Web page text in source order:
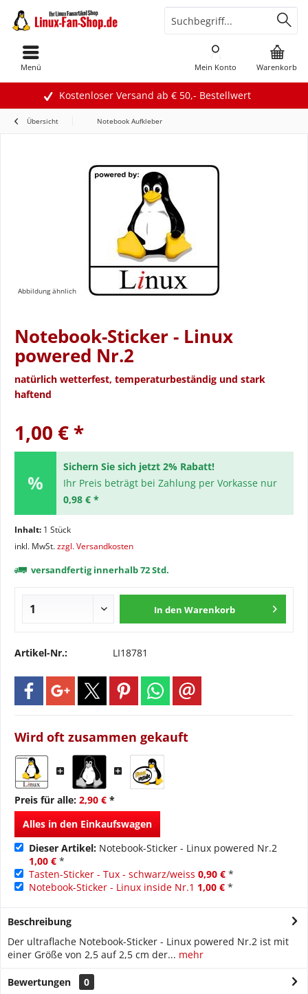
Kostenloser Versand ab € 50,- Bestellwert
Warenkorb
Mein Konto
Menü
Übersicht Notebook Aufkleber
Abbildung ähnlich
Notebook-Sticker - Linux
powered Nr.2
natürlich wetterfest, temperaturbeständig und stark
haftend
1,00 € *
Sichern Sie sich jetzt 2% Rabatt!
Ihr Preis beträgt bei Zahlung per Vorkasse nur
0,98 € *
Inhalt: 1 Stück
inkl. MwSt.zzgl. Versandkosten
versandfertig innerhalb 72 Std.
In den Warenkorb
Artikel-Nr.: LI18781
Wird oft zusammen gekauft
Preis für alle: 2,90 € *
Alles in den Einkaufswagen
Dieser Artikel: Notebook-Sticker - Linux powered Nr.2
1,00 € *
Tasten-Sticker - Tux - schwarz/weiss 0,90 € *
Notebook-Sticker - Linux inside Nr.1 1,00 € *
Beschreibung
Der ultraflache Notebook-Sticker - Linux powered Nr.2 ist mit
einer Größe von 2,5 auf 2,5 cm der... mehr
Bewertungen
0